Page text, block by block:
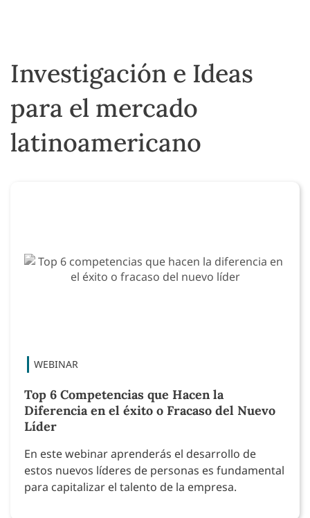
Investigación e Ideas
para el mercado
latinoamericano
Top 6 Competencias que Hacen la
Diferencia en el éxito o Fracaso del Nuevo
Líder
En este webinar aprenderás el desarrollo de
estos nuevos líderes de personas es fundamental
para capitalizar el talento de la empresa.